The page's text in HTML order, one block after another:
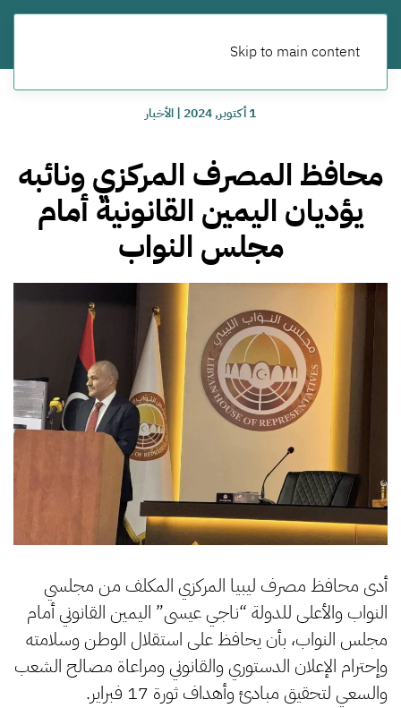
Skip to main content
1 أكتوبر, 2024 |الأخبار
محافظ المصرف المركزي ونائبه
يؤديان اليمين القانونية أمام
مجلس النواب
أدى محافظ مصرف ليبيا المركزي المكلف من مجلسي
النواب والأعلى للدولة “ناجي عيسى” اليمين القانوني أمام
مجلس النواب، بأن يحافظ على استقلال الوطن وسلامته
وإحترام الإعلان الدستوري والقانوني ومراعاة مصالح الشعب
والسعي لتحقيق مبادئ وأهداف ثورة 17 فبراير.